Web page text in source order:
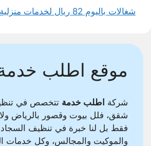
شغالات باليوم 82 ريال لخدمات منزلية احترافية
موقع اطلب
شركة اطلب خدمة تتخصص في
شقق، فلل بيوت وقصور بالرياض
فقط بل لنا خبرة في تنظيف السجاد
والموكيت والمجالس، وكل خدمات